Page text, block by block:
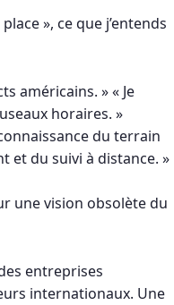
», ce que j’entends
américains. » « Je
horaires. »
du terrain
et du suivi à distance. »
une vision obsolète du
entreprises
internationaux. Une